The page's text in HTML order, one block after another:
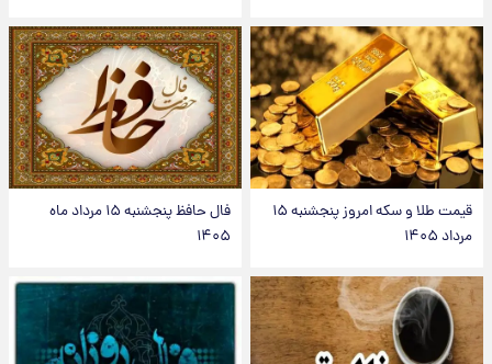
قیمت طلا و سکه امروز پنجشنبه ۱۵
مرداد ۱۴۰۵
فال حافظ پنجشنبه ۱۵ مرداد ماه
۱۴۰۵